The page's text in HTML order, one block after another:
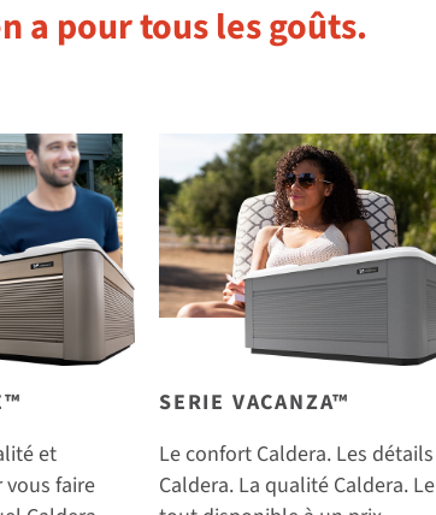
a pour tous les goûts.
et
faire
SERIE VACANZA™
Le confort Caldera. Les détails
Caldera. La qualité Caldera. Le